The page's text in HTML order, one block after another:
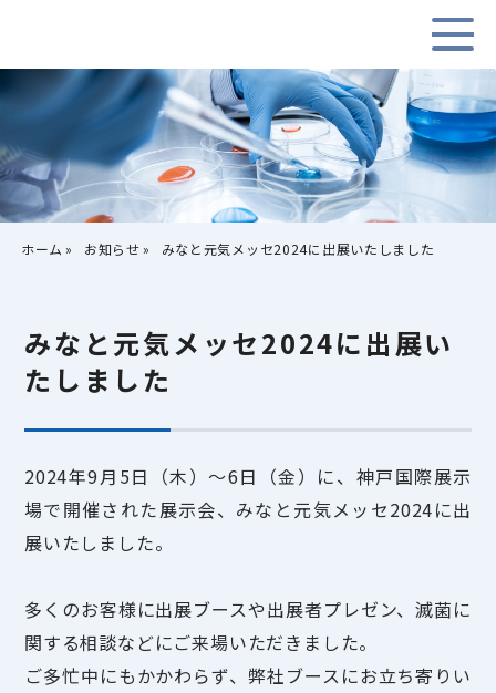
ホーム お知らせ みなと元気メッセ2024に出展いたしました
みなと元気メッセ2024に出展い
たしました
2024年9月5日（木）～6日（金）に、神戸国際展示
場で開催された展示会、みなと元気メッセ2024に出
展いたしました。
多くのお客様に出展ブースや出展者プレゼン、滅菌に
関する相談などにご来場いただきました。
ご多忙中にもかかわらず、弊社ブースにお立ち寄りい